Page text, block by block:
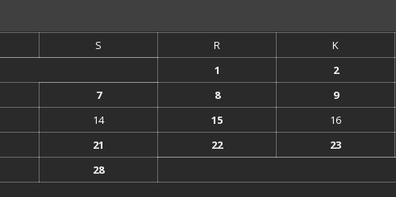
S R K
1
2
7 8 9
14 15 16
21 22 23
28